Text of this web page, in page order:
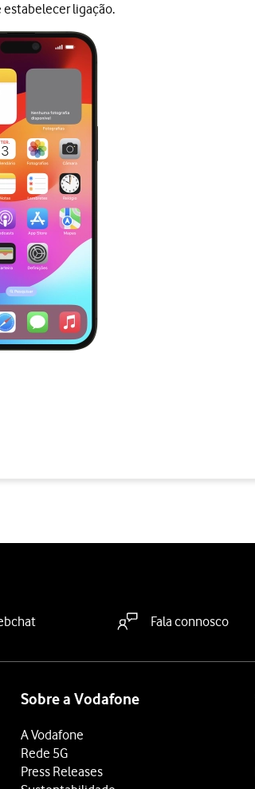
ligação.
Fala connosco
Sobre a Vodafone
A Vodafone
Rede 5G
Press Releases